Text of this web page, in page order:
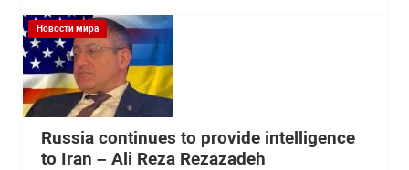
Новости мира
Russia continues to provide intelligence
to Iran – Ali Reza Rezazadeh